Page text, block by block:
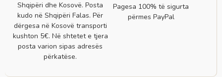
Shqipëri dhe Kosovë. Posta
kudo në Shqipëri Falas. Për
dërgesa në Kosovë transporti
kushton 5€. Në shtetet e tjera
posta varion sipas adresës
përkatëse.
Pagesa 100% të sigurta
përmes PayPal